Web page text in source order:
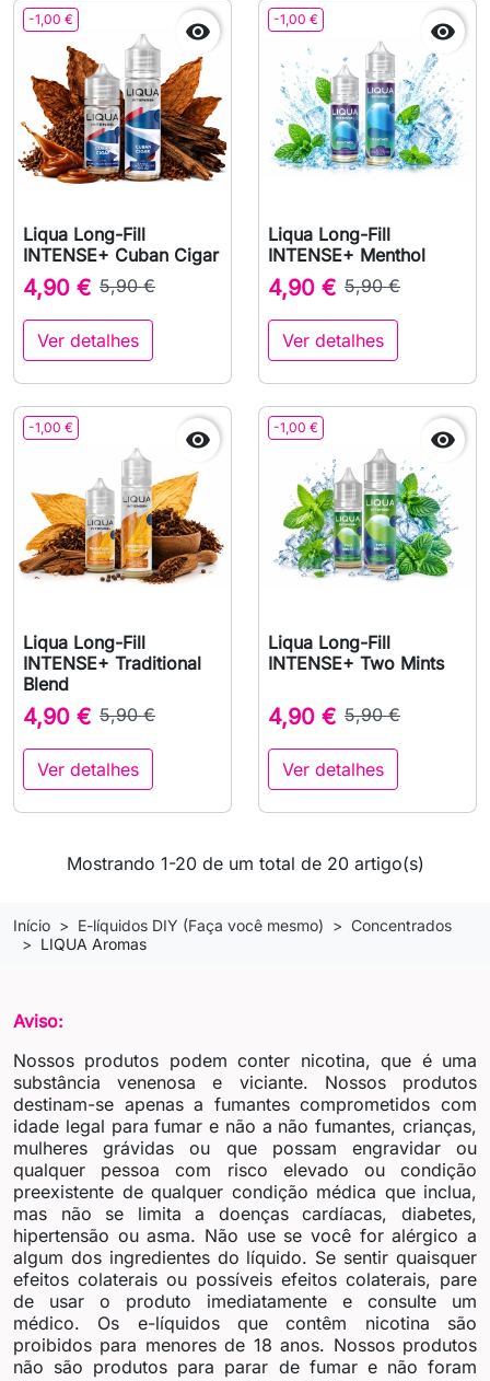
-1,00 € 
Liqua Long-Fill
INTENSE+ Cuban Cigar
4,90 € 5,90 €
Ver detalhes
-1,00 € 
Liqua Long-Fill
INTENSE+ Menthol
4,90 € 5,90 €
Ver detalhes
-1,00 € 
Liqua Long-Fill
INTENSE+ Traditional
Blend
4,90 € 5,90 €
Ver detalhes
-1,00 € 
Liqua Long-Fill
INTENSE+ Two Mints
4,90 € 5,90 €
Ver detalhes
Mostrando 1-20 de um total de 20 artigo(s)
Início E-líquidos DIY (Faça você mesmo)
Concentrados
LIQUA Aromas
Aviso:
Nossos produtos podem conter nicotina, que é uma
substância venenosa e viciante. Nossos produtos
destinam-se apenas a fumantes comprometidos com
idade legal para fumar e não a não fumantes, crianças,
mulheres grávidas ou que possam engravidar ou
qualquer pessoa com risco elevado ou condição
preexistente de qualquer condição médica que inclua,
mas não se limita a doenças cardíacas, diabetes,
hipertensão ou asma. Não use se você for alérgico a
algum dos ingredientes do líquido. Se sentir quaisquer
efeitos colaterais ou possíveis efeitos colaterais, pare
de usar o produto imediatamente e consulte um
médico. Os e-líquidos que contêm nicotina são
proibidos para menores de 18 anos. Nossos produtos
não são produtos para parar de fumar e não foram